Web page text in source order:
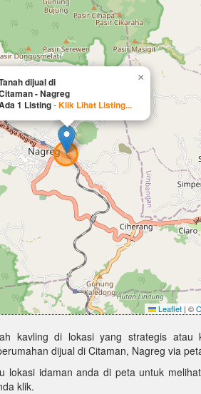
dijual di
- Nagreg
1 Listing-Klik Lihat Listing...
×
Leaflet | ©
kavling di lokasi yang strategis atau
dijual di Citaman, Nagreg via
lokasi idaman anda di peta untuk
klik.